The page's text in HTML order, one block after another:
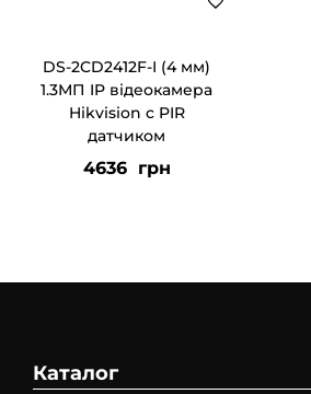
DS-2CD2412F-I (4 мм)
1.3МП IP відеокамера
Hikvision c PIR
датчиком
4636 грн
Каталог